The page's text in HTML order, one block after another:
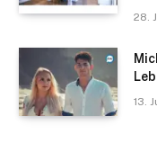
28.
13.